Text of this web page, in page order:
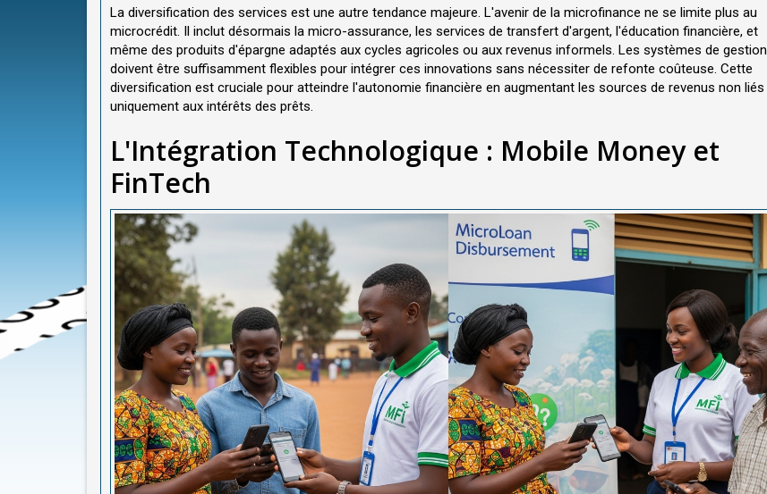
La diversification des services est une autre tendance majeure. L'avenir de la microfinance ne se limite plus au
microcrédit. Il inclut désormais la micro-assurance, les services de transfert d'argent, l'éducation financière, et
même des produits d'épargne adaptés aux cycles agricoles ou aux revenus informels. Les systèmes de gestion
doivent être suffisamment flexibles pour intégrer ces innovations sans nécessiter de refonte coûteuse. Cette
diversification est cruciale pour atteindre l'autonomie financière en augmentant les sources de revenus non liés
uniquement aux intérêts des prêts.
L'Intégration Technologique : Mobile Money et
FinTech